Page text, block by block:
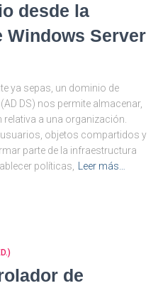
desde la
Windows Server
ya sepas, un dominio de
DS) nos permite almacenar,
a una organización.
objetos compartidos y
parte de la infraestructura
políticas,
Leer más…
de